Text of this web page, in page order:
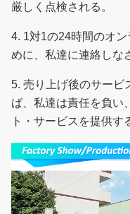
厳しく点検される。
4. 1対1の24時間のオ
めに、私達に連絡しな
5. 売り上げ後のサービ
ば、私達は責任を負い
ト・サービスを提供す